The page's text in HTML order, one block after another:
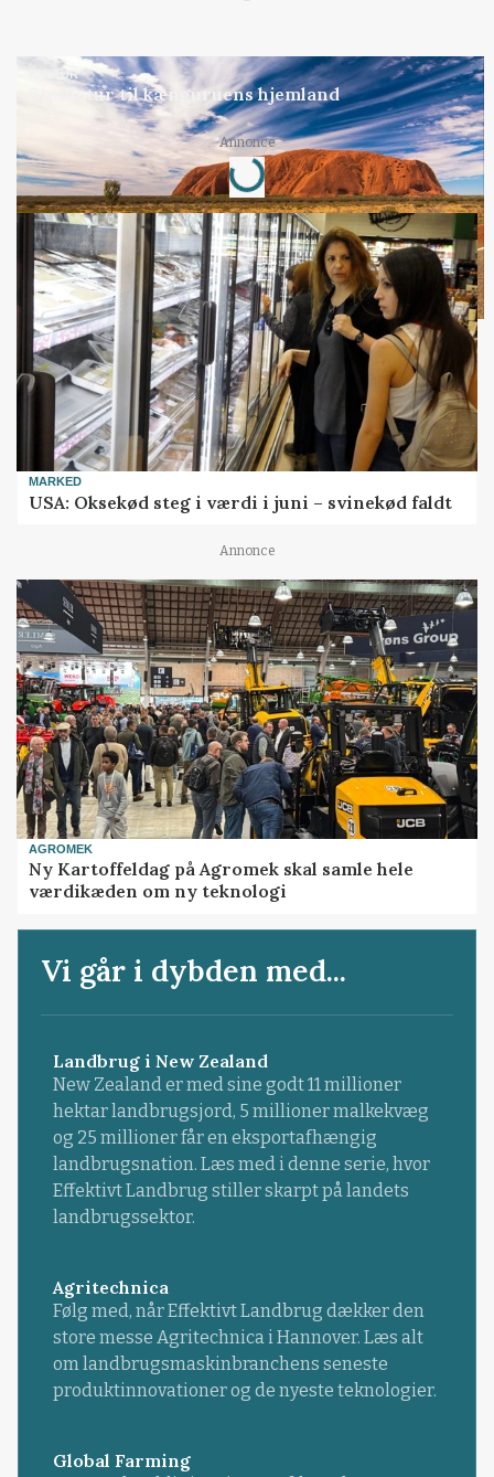
KULTUR
Studietur til kænguruens hjemland
Annonce
Loading...
MARKED
USA: Oksekød steg i værdi i juni – svinekød faldt
Annonce
AGROMEK
Ny Kartoffeldag på Agromek skal samle hele
værdikæden om ny teknologi
Vi går i dybden med...
Landbrug i New Zealand
New Zealand er med sine godt 11 millioner
hektar landbrugsjord, 5 millioner malkekvæg
og 25 millioner får en eksportafhængig
landbrugsnation. Læs med i denne serie, hvor
Effektivt Landbrug stiller skarpt på landets
landbrugssektor.
Agritechnica
Følg med, når Effektivt Landbrug dækker den
store messe Agritechnica i Hannover. Læs alt
om landbrugsmaskinbranchens seneste
produktinnovationer og de nyeste teknologier.
Global Farming